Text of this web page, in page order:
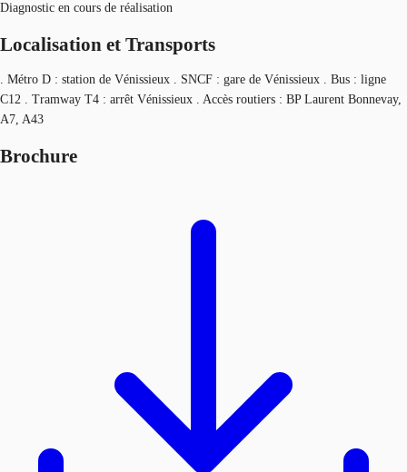
Diagnostic en cours de réalisation
Localisation et Transports
. Métro D : station de Vénissieux . SNCF : gare de Vénissieux . Bus : ligne
C12 . Tramway T4 : arrêt Vénissieux . Accès routiers : BP Laurent Bonnevay,
A7, A43
Brochure